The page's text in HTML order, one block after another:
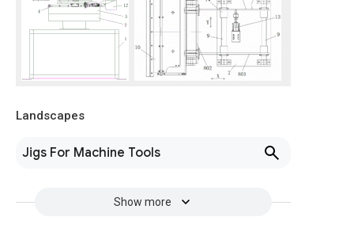
Landscapes
Jigs For Machine Tools
Show more